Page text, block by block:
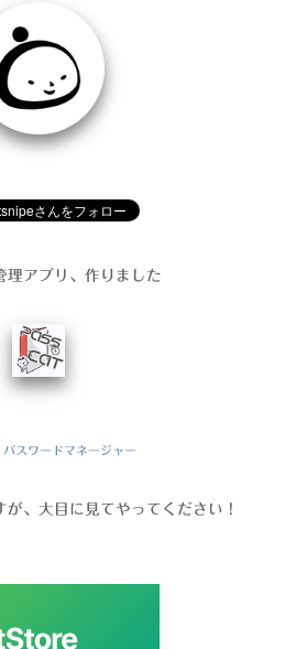
理アプリ、作りました
スワードマネージャー
、大目に見てやってください！